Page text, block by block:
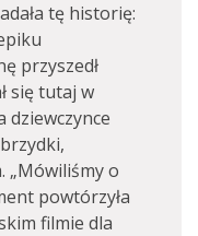
tę historię:
przyszedł
się tutaj w
dziewczynce
„Mówiliśmy o
powtórzyła
filmie dla